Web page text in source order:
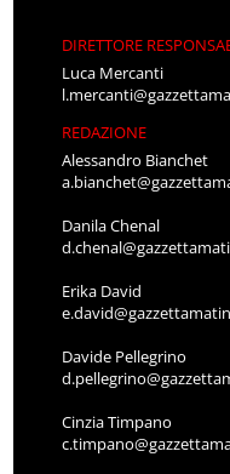
DIRETTORE
Luca Mercanti
REDAZIONE
Alessandro Bianchet
Danila Chenal
Erika David
Davide Pellegrino
Cinzia Timpano